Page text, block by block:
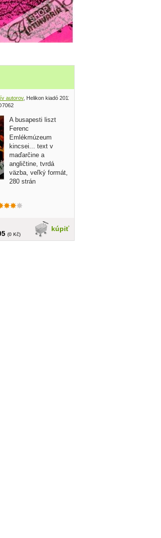
autorov, Helikon kiadó 2011
A busapesti liszt
Ferenc
Emlékmúzeum
kincsei... text v
maďarčine a
angličtine, tvrdá
väzba, veľký formát,
280 strán
kúpiť
(0 Kč)